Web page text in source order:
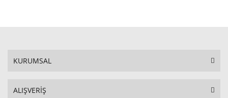
KURUMSAL
ALIŞVERİŞ